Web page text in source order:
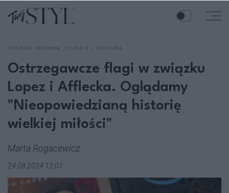
Ostrzegawcze flagi w związku
Lopez i Afflecka. Oglądamy
"Nieopowiedzianą historię
wielkiej miłości"
Marta Rogacewicz
24.08.2024 12:01